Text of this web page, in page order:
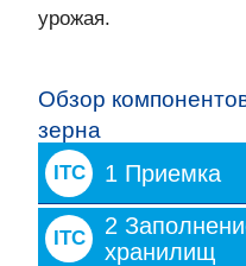
урожая.
Обзор
зерна
ITC 1 Приемка
ITC
2
хранилищ